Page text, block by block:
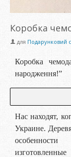
Коробка
для Подарунковий
Коробка
народження!”
Нас находят,
Украине.